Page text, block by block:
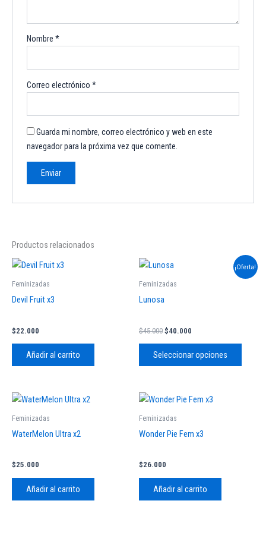
Nombre*
Correo electrónico*
Guarda mi nombre, correo electrónico y web en este
navegador para la próxima vez que comente.
Productos relacionados
Feminizadas
Devil Fruit x3
$22.000
Añadir al carrito
¡Oferta!
Feminizadas
Lunosa
$45.000
El
original
$45.000.
$40.000
Seleccionar opciones
Este
se
Feminizadas
WaterMelon Ultra x2
$25.000
Añadir al carrito
Feminizadas
Wonder Pie Fem x3
$26.000
Añadir al carrito